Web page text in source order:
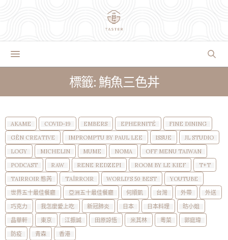
標籤: 鮪魚三色丼
AKAME COVID-19 EMBERS EPHERNITÉ
FINE DINING
GĒN CREATIVE
IMPROMPTU BY PAUL LEE ISSUE
JL STUDIO
LOGY
MICHELIN MUME NOMA
OFF MENU TAIWAN
PODCAST
RAW RENE REDZEPI ROOM BY LE KIEF
T+T
TAIRROIR 態芮
TAÏRROIR WORLD'S 50 BEST
YOUTUBE
世界五十最佳餐廳
亞洲五十最佳餐廳 何順凱 台灣 外帶
外送
巧克力
我怎麼愛上吃 新冠肺炎 日本 日本料理
昉小姐
晶華軒
東京 江振誠 田原諒悟 米其林 粵菜
郭庭瑋
防疫
青森 香港